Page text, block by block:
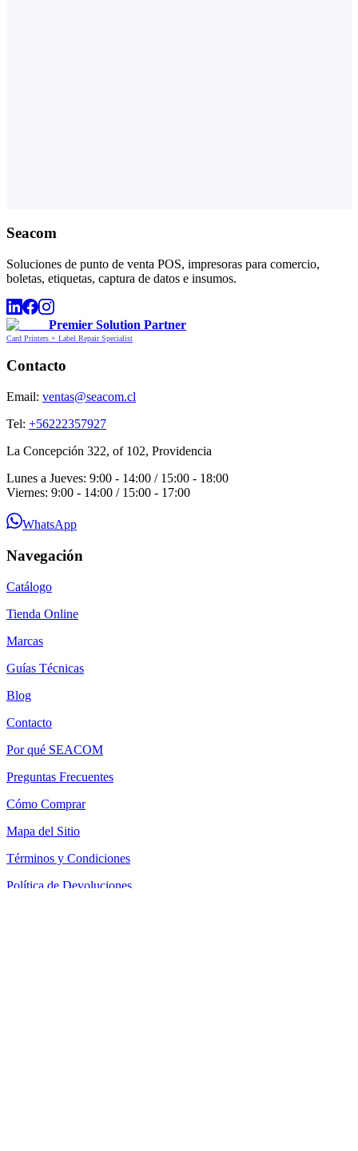
Seacom
Soluciones de punto de venta POS, impresoras para comercio,
boletas, etiquetas, captura de datos e insumos.
Premier Solution Partner
Card Printers + Label Repair Specialist
Contacto
Email: ventas@seacom.cl
Tel: +56222357927
La Concepción 322, of 102, Providencia
Lunes a Jueves: 9:00 - 14:00 / 15:00 - 18:00
Viernes: 9:00 - 14:00 / 15:00 - 17:00
WhatsApp
Navegación
Catálogo
Tienda Online
Marcas
Guías Técnicas
Blog
Contacto
Por qué SEACOM
Preguntas Frecuentes
Cómo Comprar
Mapa del Sitio
Términos y Condiciones
Política de Devoluciones